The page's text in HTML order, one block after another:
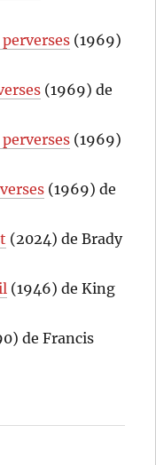
(1969)
(1969) de
(1969)
(1969) de
(2024) de Brady
(1946) de King
de Francis